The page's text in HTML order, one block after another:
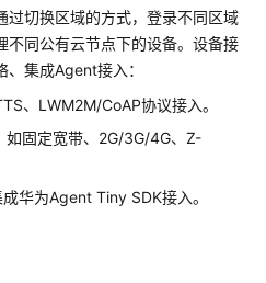
过切换区域的方式，登录不同区域
不同公有云节点下的设备。设备接
、集成Agent接入：
、LWM2M/CoAP协议接入。
如固定宽带、2G/3G/4G、Z-
华为Agent Tiny SDK接入。